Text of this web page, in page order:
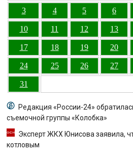
3 4 5 6
10 11 12 13
17 18 19 20
24 25 26 27
31
Редакция «России-24»
съемочной группы «Колобка»
Эксперт ЖКХ Юнисова заявила,
котловым